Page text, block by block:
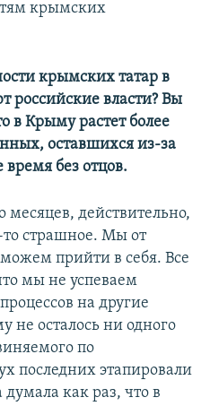
крымских
крымских татар в
российские власти? Вы
в Крыму растет более
оставшихся из-за
время без отцов.
месяцев, действительно,
страшное. Мы от
прийти в себя. Все
мы не успеваем
на другие
не осталось ни одного
по
последних этапировали
думала как раз, что в